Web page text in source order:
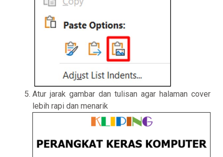
Atur jarak gambar dan tulisan agar halaman cover
lebih rapi dan menarik